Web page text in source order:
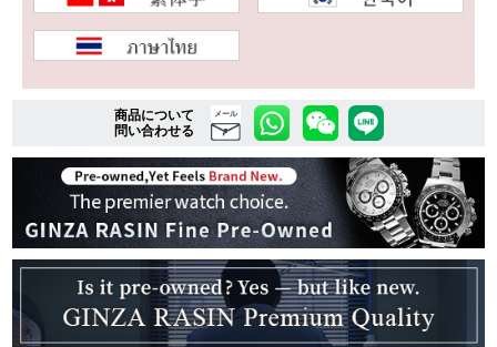
詳細検索はこちら
ご利用ガイド
GINZA RASINのプレミアムクオリティについて
送料・お支払方法
商品について
問い合わせる
メール